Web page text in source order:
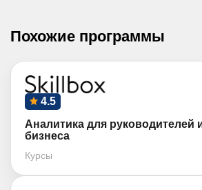
Похожие программы
4.5
Аналитика для руководителей
бизнеса
Курсы